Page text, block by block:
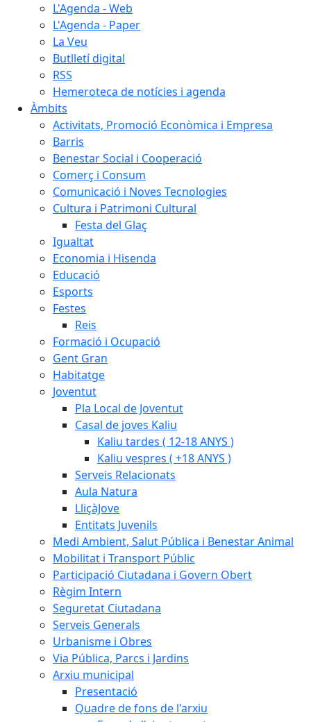
L'Agenda - Web
L'Agenda - Paper
La Veu
Butlletí digital
RSS
Hemeroteca de notícies i agenda
Àmbits
Activitats, Promoció Econòmica i Empresa
Barris
Benestar Social i Cooperació
Comerç i Consum
Comunicació i Noves Tecnologies
Cultura i Patrimoni Cultural
Festa del Glaç
Igualtat
Economia i Hisenda
Educació
Esports
Festes
Reis
Formació i Ocupació
Gent Gran
Habitatge
Joventut
Pla Local de Joventut
Casal de joves Kaliu
Kaliu tardes ( 12-18 ANYS )
Kaliu vespres ( +18 ANYS )
Serveis Relacionats
Aula Natura
LliçàJove
Entitats Juvenils
Medi Ambient, Salut Pública i Benestar Animal
Mobilitat i Transport Públic
Participació Ciutadana i Govern Obert
Règim Intern
Seguretat Ciutadana
Serveis Generals
Urbanisme i Obres
Via Pública, Parcs i Jardins
Arxiu municipal
Presentació
Quadre de fons de l'arxiu